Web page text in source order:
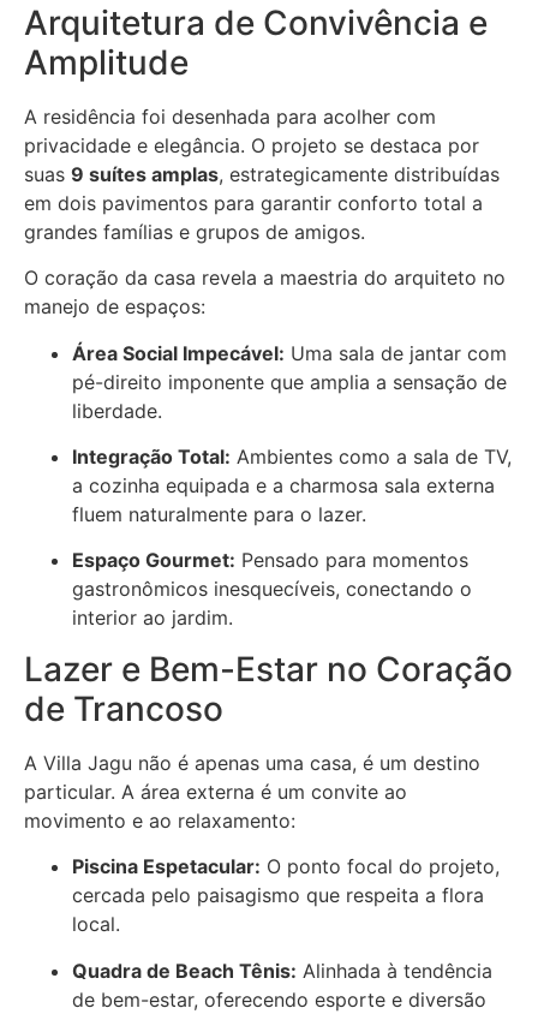
Arquitetura de Convivência e
Amplitude
A residência foi desenhada para acolher com
privacidade e elegância. O projeto se destaca por
suas 9 suítes amplas, estrategicamente distribuídas
em dois pavimentos para garantir conforto total a
grandes famílias e grupos de amigos.
O coração da casa revela a maestria do arquiteto no
manejo de espaços:
Área Social Impecável: Uma sala de jantar com
pé-direito imponente que amplia a sensação de
liberdade.
Integração Total: Ambientes como a sala de TV,
a cozinha equipada e a charmosa sala externa
fluem naturalmente para o lazer.
Espaço Gourmet: Pensado para momentos
gastronômicos inesquecíveis, conectando o
interior ao jardim.
Lazer e Bem-Estar no Coração
de Trancoso
A Villa Jagu não é apenas uma casa, é um destino
particular. A área externa é um convite ao
movimento e ao relaxamento:
Piscina Espetacular: O ponto focal do projeto,
cercada pelo paisagismo que respeita a flora
local.
Quadra de Beach Tênis: Alinhada à tendência
de bem-estar, oferecendo esporte e diversão